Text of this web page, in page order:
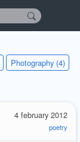
Photography (4)
4 february 2012
poetry